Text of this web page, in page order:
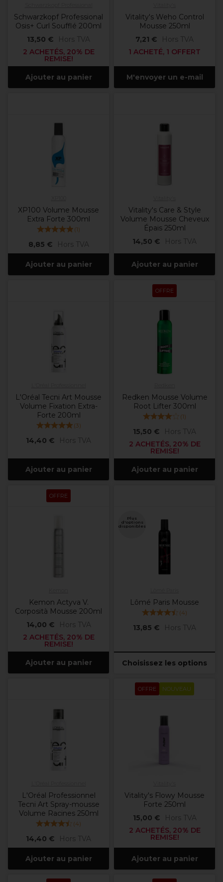
Schwarzkopf Professional
Osis+ Curl Soufflé 200ml
13,50 €
Hors TVA
2 ACHETÉS, 20% DE
REMISE!
Ajouter au panier
Vitality's Weho Control
Mousse 250ml
7,21 €
Hors TVA
1 ACHETÉ, 1 OFFERT
M'envoyer un e-mail
XP100 Volume Mousse
Extra Forte 300ml
(1)
8,85 € Hors TVA
Ajouter au panier
Vitality's Care & Style
Volume Mousse Cheveux
Épais 250ml
14,50 €
Hors TVA
Ajouter au panier
L'Oréal Tecni Art Mousse
Volume Fixation Extra-
Forte 200ml
(3)
14,40 € Hors TVA
Ajouter au panier
OFFRE
Redken Mousse Volume
Root Lifter 300ml
(1)
15,50 €
Hors TVA
2 ACHETÉS, 20% DE
REMISE!
Ajouter au panier
OFFRE
Kemon Actyva V.
Corposità Mousse 200ml
14,00 €
Hors TVA
2 ACHETÉS, 20% DE
REMISE!
Ajouter au panier
Plus
d'options
disponibles
Lômé Paris Mousse
(4)
13,85 € Hors TVA
Choisissez les options
L'Oréal Professionnel
Tecni Art Spray-mousse
Volume Racines 250ml
(4)
14,40 € Hors TVA
Ajouter au panier
OFFRE NOUVEAU
Vitality's Flowy Mousse
Forte 250ml
15,00 €
Hors TVA
2 ACHETÉS, 20% DE
REMISE!
Ajouter au panier